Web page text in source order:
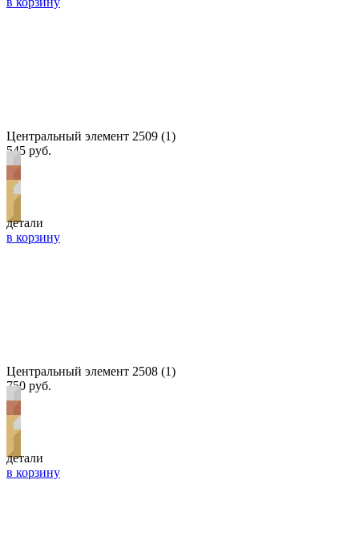
Центральный элемент 2509 (1)
545 руб.
детали
в корзину
Центральный элемент 2508 (1)
750 руб.
детали
в корзину